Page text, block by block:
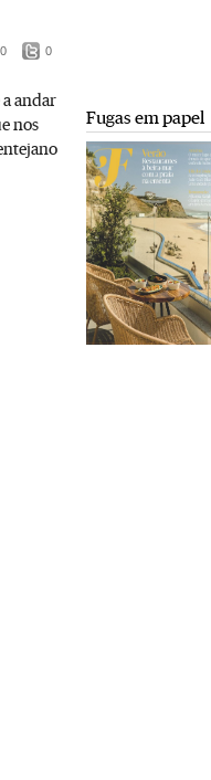
0 0
andar
nos
Fugas em papel